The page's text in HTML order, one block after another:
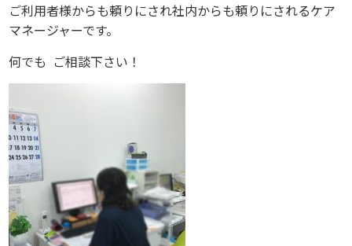
ご利用者様からも頼りにされ社内からも頼りにされるケア
マネージャーです。
何でも ご相談下さい！